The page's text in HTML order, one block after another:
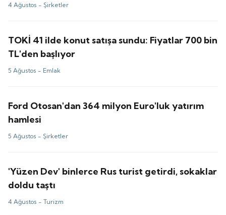
4 Ağustos - Şirketler
TOKİ 41 ilde konut satışa sundu: Fiyatlar 700 bin
TL'den başlıyor
5 Ağustos - Emlak
Ford Otosan'dan 364 milyon Euro'luk yatırım
hamlesi
5 Ağustos - Şirketler
'Yüzen Dev' binlerce Rus turist getirdi, sokaklar
doldu taştı
4 Ağustos -Turizm